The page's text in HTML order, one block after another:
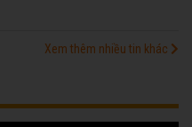
Xem thêm nhiều tin khác